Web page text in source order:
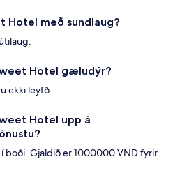
Hotel með sundlaug?
Hotel gæludýr?
ekki leyfð.
Hotel upp á
boði. Gjaldið er 1000000 VND fyrir